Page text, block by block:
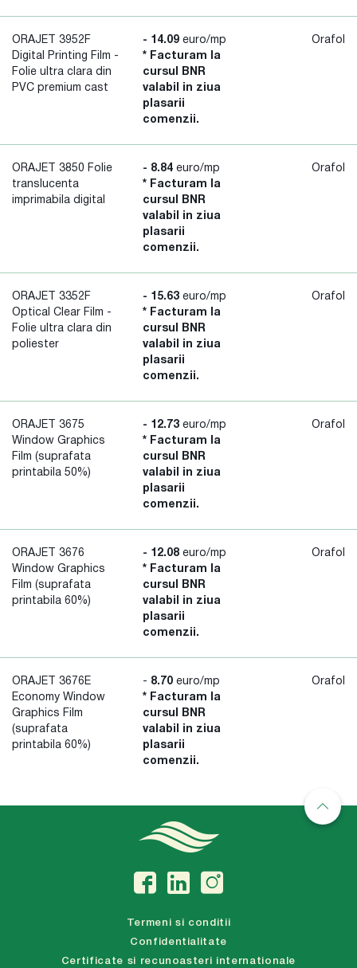
ORAJET 3952F
Digital Printing Film -
Folie ultra clara din
PVC premium cast
- 14.09 euro/mp
* Facturam la
cursul BNR
valabil in ziua
plasarii
comenzii.
Orafol
ORAJET 3850 Folie
translucenta
imprimabila digital
- 8.84 euro/mp
* Facturam la
cursul BNR
valabil in ziua
plasarii
comenzii.
Orafol
ORAJET 3352F
Optical Clear Film -
Folie ultra clara din
poliester
- 15.63 euro/mp
* Facturam la
cursul BNR
valabil in ziua
plasarii
comenzii.
Orafol
ORAJET 3675
Window Graphics
Film (suprafata
printabila 50%)
- 12.73 euro/mp
* Facturam la
cursul BNR
valabil in ziua
plasarii
comenzii.
Orafol
ORAJET 3676
Window Graphics
Film (suprafata
printabila 60%)
- 12.08 euro/mp
* Facturam la
cursul BNR
valabil in ziua
plasarii
comenzii.
Orafol
ORAJET 3676E
Economy Window
Graphics Film
(suprafata
printabila 60%)
- 8.70 euro/mp
* Facturam la
cursul BNR
valabil in ziua
plasarii
comenzii.
Orafol
Termeni si conditii
Confidentialitate
Certificate si recunoasteri internationale